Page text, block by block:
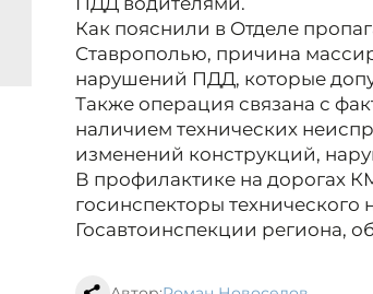
Как пояснили в Отделе
Ставрополью, причина
нарушений ПДД, которые
Также операция связана с
наличием технических
изменений конструкций,
В профилактике на дорогах
госинспекторы
Госавтоинспекции региона,